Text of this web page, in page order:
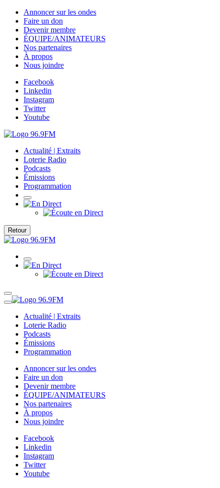
Annoncer sur les ondes
Faire un don
Devenir membre
ÉQUIPE/ANIMATEURS
Nos partenaires
À propos
Nous joindre
Facebook
Linkedin
Instagram
Twitter
Youtube
Actualité | Extraits
Loterie Radio
Podcasts
Émissions
Programmation
Retour
Actualité | Extraits
Loterie Radio
Podcasts
Émissions
Programmation
Annoncer sur les ondes
Faire un don
Devenir membre
ÉQUIPE/ANIMATEURS
Nos partenaires
À propos
Nous joindre
Facebook
Linkedin
Instagram
Twitter
Youtube